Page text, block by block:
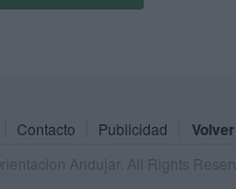
Contacto Publicidad